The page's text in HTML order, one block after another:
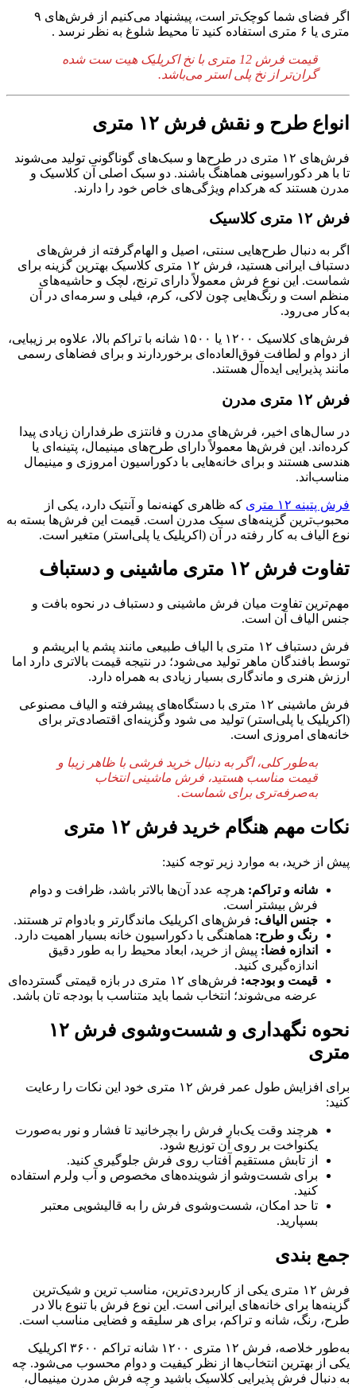
اگر فضای شما کوچک‌تر است، پیشنهاد می‌کنیم از فرش‌های ۹
متری یا ۶ متری استفاده کنید تا محیط شلوغ به نظر نرسد .
قیمت فرش 12 متری با نخ اکریلیک هیت ست شده
گران‌تر از نخ پلی استر می‌باشد.
انواع طرح و نقش فرش ۱۲ متری
فرش‌های ۱۲ متری در طرح‌ها و سبک‌های گوناگونی تولید می‌شوند
تا با هر دکوراسیونی هماهنگ باشند. دو سبک اصلی آن کلاسیک و
مدرن هستند که هرکدام ویژگی‌های خاص خود را دارند.
فرش ۱۲ متری کلاسیک
اگر به دنبال طرح‌هایی سنتی، اصیل و الهام‌گرفته از فرش‌های
دستباف ایرانی هستید، فرش ۱۲ متری کلاسیک بهترین گزینه برای
شماست. این نوع فرش معمولاً دارای ترنج، لچک و حاشیه‌های
منظم است و رنگ‌هایی چون لاکی، کرم، فیلی و سرمه‌ای در آن
به‌کار می‌رود.
فرش‌های کلاسیک ۱۲۰۰ یا ۱۵۰۰ شانه با تراکم بالا، علاوه بر زیبایی،
از دوام و لطافت فوق‌العاده‌ای برخوردارند و برای فضاهای رسمی
مانند پذیرایی ایده‌آل هستند.
فرش ۱۲ متری مدرن
در سال‌های اخیر، فرش‌های مدرن و فانتزی طرفداران زیادی پیدا
کرده‌اند. این فرش‌ها معمولاً دارای طرح‌های مینیمال، پتینه‌ای یا
هندسی هستند و برای خانه‌هایی با دکوراسیون امروزی و مینیمال
مناسب‌اند.
فرش پتینه ۱۲ متری
که ظاهری کهنه‌نما و آنتیک دارد، یکی از
محبوب‌ترین گزینه‌های سبک مدرن است. قیمت این فرش‌ها بسته به
نوع الیاف به کار رفته در آن (اکریلیک یا پلی‌استر) متغیر است.
تفاوت فرش ۱۲ متری ماشینی و دستباف
مهم‌ترین تفاوت میان فرش ماشینی و دستباف در نحوه بافت و
جنس الیاف آن است.
فرش دستباف ۱۲ متری با الیاف طبیعی مانند پشم یا ابریشم و
توسط بافندگان ماهر تولید می‌شود؛ در نتیجه قیمت بالاتری دارد اما
ارزش هنری و ماندگاری بسیار زیادی به همراه دارد.
فرش ماشینی ۱۲ متری با دستگاه‌های پیشرفته و الیاف مصنوعی
(اکریلیک یا پلی‌استر) تولید می شود وگزینه‌ای اقتصادی‌تر برای
خانه‌های امروزی است.
به‌طور کلی، اگر به دنبال خرید فرشی با ظاهر زیبا و
قیمت مناسب هستید، فرش ماشینی انتخاب
به‌صرفه‌تری برای شماست.
نکات مهم هنگام خرید فرش ۱۲ متری
پیش از خرید، به موارد زیر توجه کنید:
شانه و تراکم: هرچه عدد آن‌ها بالاتر باشد، ظرافت و دوام
فرش بیشتر است.
جنس الیاف: فرش‌های اکریلیک ماندگارتر و بادوام تر هستند.
رنگ و طرح: هماهنگی با دکوراسیون خانه بسیار اهمیت دارد.
اندازه فضا: پیش از خرید، ابعاد محیط را به طور دقیق
اندازه‌گیری کنید.
قیمت و بودجه:
فرش‌های ۱۲ متری در بازه قیمتی گسترده‌ای
عرضه می‌شوند؛ انتخاب شما باید متناسب با بودجه تان باشد.
نحوه نگهداری و شست‌وشوی فرش ۱۲
متری
برای افزایش طول عمر فرش ۱۲ متری خود این نکات را رعایت
کنید:
هرچند وقت یک‌بار فرش را بچرخانید تا فشار و نور به‌صورت
یکنواخت بر روی آن توزیع شود.
از تابش مستقیم آفتاب روی فرش جلوگیری کنید.
برای شست‌وشو از شوینده‌های مخصوص و آب ولرم استفاده
کنید.
تا حد امکان، شست‌وشوی فرش را به قالیشویی معتبر
بسپارید.
جمع بندی
فرش ۱۲ متری یکی از کاربردی‌ترین، مناسب ترین و شیک‌ترین
گزینه‌ها برای خانه‌های ایرانی است. این نوع فرش با تنوع بالا در
طرح، رنگ، شانه و تراکم، برای هر سلیقه و فضایی مناسب است.
به‌طور خلاصه، فرش ۱۲ متری ۱۲۰۰ شانه تراکم ۳۶۰۰ اکریلیک
یکی از بهترین انتخاب‌ها از نظر کیفیت و دوام محسوب می‌شود. چه
به دنبال فرش پذیرایی کلاسیک باشید و چه فرش مدرن مینیمال،